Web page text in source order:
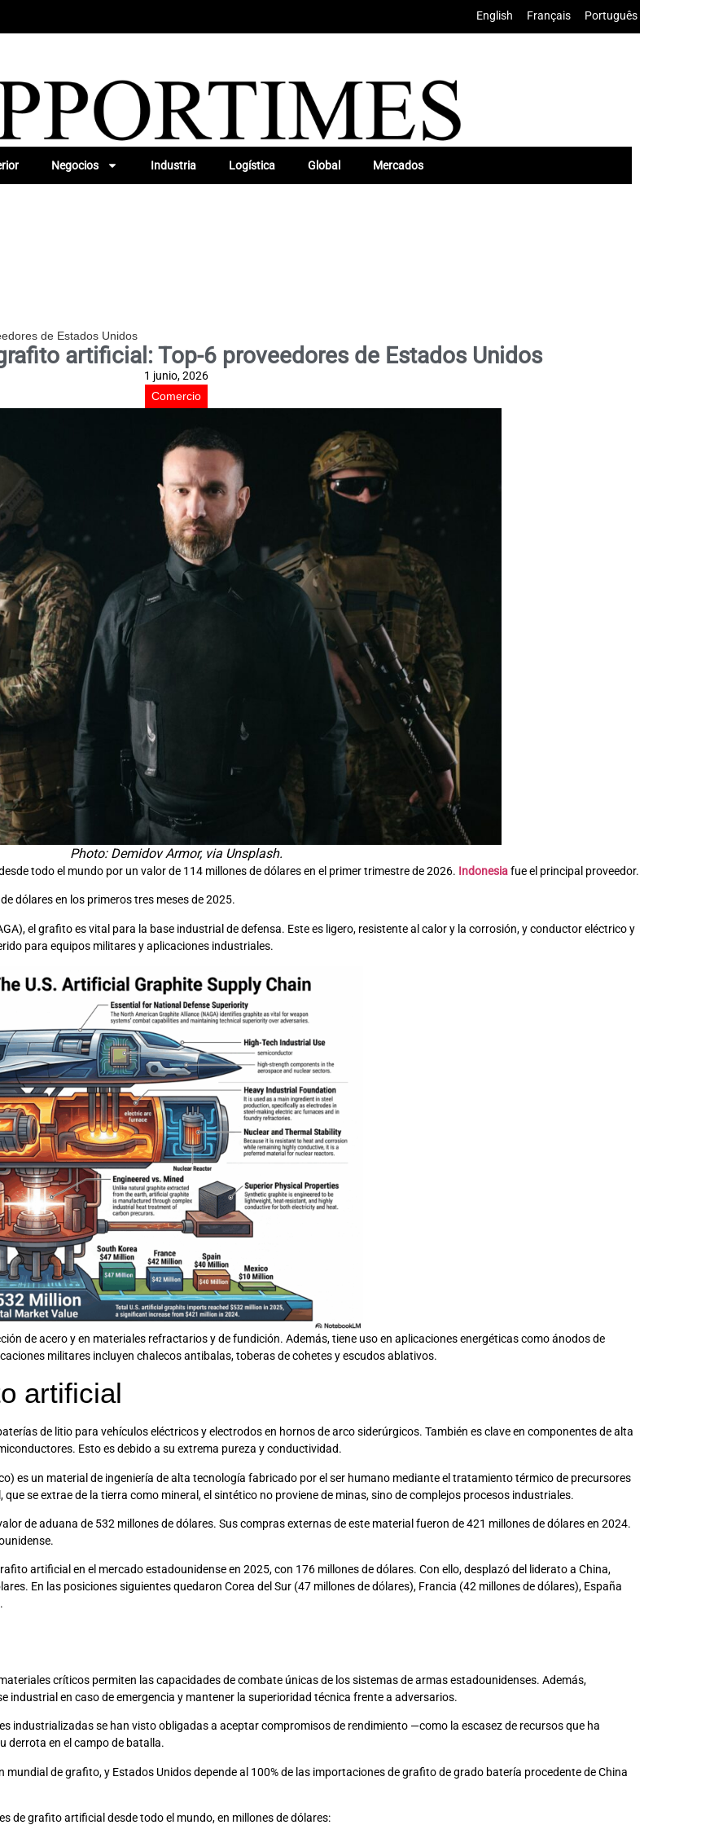
English Français Português
Negocios Industria Logística Global Mercados
de Estados Unidos
artificial: Top-6 proveedores de Estados Unidos
1 junio, 2026
Comercio
Photo: Demidov Armor, via Unsplash.
todo el mundo por un valor de 114 millones de dólares en el primer trimestre de 2026. Indonesiafue el principal proveedor.
dólares en los primeros tres meses de 2025.
el grafito es vital para la base industrial de defensa. Este es ligero, resistente al calor y la corrosión, y conductor eléctrico y
para equipos militares y aplicaciones industriales.
de acero y en materiales refractarios y de fundición. Además, tiene uso en aplicaciones energéticas como ánodos de
militares incluyen chalecos antibalas, toberas de cohetes y escudos ablativos.
artificial
de litio para vehículos eléctricos y electrodos en hornos de arco siderúrgicos. También es clave en componentes de alta
Esto es debido a su extrema pureza y conductividad.
es un material de ingeniería de alta tecnología fabricado por el ser humano mediante el tratamiento térmico de precursores
se extrae de la tierra como mineral, el sintético no proviene de minas, sino de complejos procesos industriales.
de aduana de 532 millones de dólares. Sus compras externas de este material fueron de 421 millones de dólares en 2024.
artificial en el mercado estadounidense en 2025, con 176 millones de dólares. Con ello, desplazó del liderato a China,
En las posiciones siguientes quedaron Corea del Sur (47 millones de dólares), Francia (42 millones de dólares), España
críticos permiten las capacidades de combate únicas de los sistemas de armas estadounidenses. Además,
industrial en caso de emergencia y mantener la superioridad técnica frente a adversarios.
industrializadas se han visto obligadas a aceptar compromisos de rendimiento —como la escasez de recursos que ha
derrota en el campo de batalla.
de grafito, y Estados Unidos depende al 100% de las importaciones de grafito de grado batería procedente de China
de grafito artificial desde todo el mundo, en millones de dólares: